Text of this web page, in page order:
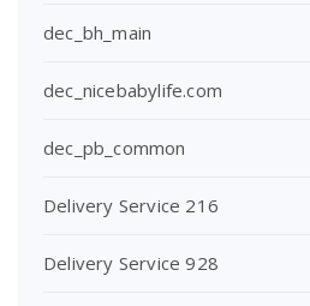
dec_bh_main
dec_nicebabylife.com
dec_pb_common
Delivery Service 216
Delivery Service 928